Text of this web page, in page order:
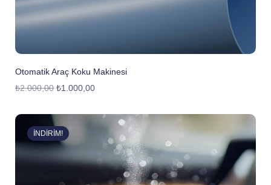
Otomatik Araç Koku Makinesi
₺2.000,00 ₺1.000,00
İNDIRIM!